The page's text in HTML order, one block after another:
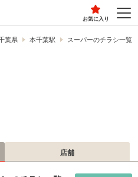
お気に入り
葉県 本千葉駅 スーパーのチラシ一覧
店舗